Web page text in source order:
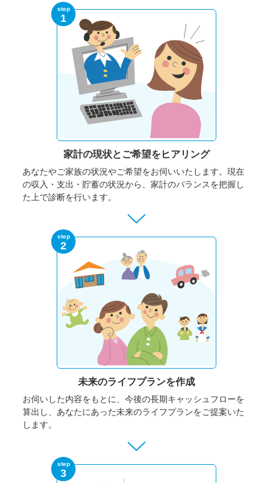
step
1
家計の現状と ご希望をヒアリング
あなたやご家族の状況やご希望をお伺いいたします。 現在
の収入・支出・貯蓄の状況から、家計のバランスを把握し
た上で診断を行います。
step
2
未来のライフプランを作成
お伺いした内容をもとに、今後の長期キャッシュフローを
算出し、あなたにあった未来のライフプランをご提案いた
します。
step
3